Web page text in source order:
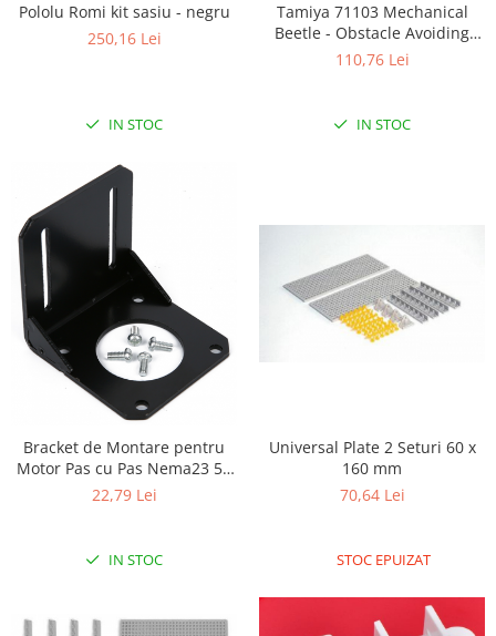
Pololu Romi kit sasiu - negru
250,16 Lei
IN STOC
Tamiya 71103 Mechanical
Beetle - Obstacle Avoiding
Type
110,76 Lei
IN STOC
Bracket de Montare pentru
Motor Pas cu Pas Nema23 57
cu Suruburi
22,79 Lei
IN STOC
Universal Plate 2 Seturi 60 x
160 mm
70,64 Lei
STOC EPUIZAT